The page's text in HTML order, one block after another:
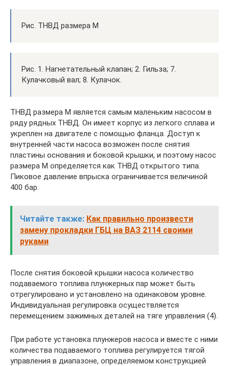
Рис. ТНВД размера М
Рис. 1. Нагнетательный клапан; 2. Гильза; 7.
Кулачковый вал; 8. Кулачок.
ТНВД размера М является самым маленьким насосом в
ряду рядных ТНВД. Он имеет корпус из легкого сплава и
укреплен на двигателе с помощью фланца. Доступ к
внутренней части насоса возможен после снятия
пластины основания и боковой крышки, и поэтому насос
размера М определяется как ТНВД открытого типа.
Пиковое давление впрыска ограничивается величиной
400 бар.
Читайте также: Как правильно произвести
замену прокладки ГБЦ на ВАЗ 2114 своими
руками
После снятия боковой крышки насоса количество
подаваемого топлива плунжерных пар может быть
отрегулировано и установлено на одинаковом уровне.
Индивидуальная регулировка осуществляется
перемещением зажимных деталей на тяге управления (4).
При работе установка плунжеров насоса и вместе с ними
количества подаваемого топлива регулируется тягой
управления в диапазоне, определяемом конструкцией